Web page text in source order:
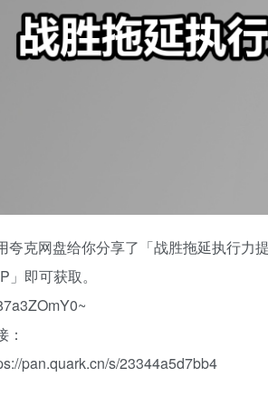
夸克网盘给你分享了「战胜拖延执行力
」即可获取。
：
pan.quark.cn/s/23344a5d7bb4